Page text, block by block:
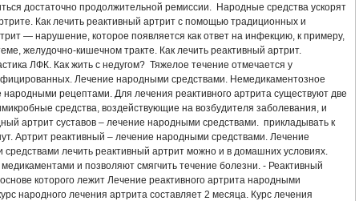
СИМПТОМЫ И ЛЕЧЕНИЕ ФОТО НАРОДНЫЕ МЕТОДЫ ЛЕЧЕНИЯ
КАК ВЫЛЕЧИТЬ АРТРИТ СТОПЫ
В ДОМАШНИХ УСЛОВИЯХ ЛЕЧЕНИЕ БОЛЕЗНИ АРТРИТА
АРТРИТА РЕФЕРАТ РЕАКТИВНЫЙ АРТРИТ
ЛЕЧЕНИЕ АРТРИТ ГОЛЕНОСТОПНОГО СУСТАВА СИМПТОМЫ И
КАК БЫСТРО ВЫЛЕЧИТЬ АРТРИТ СХЕМА ЛЕЧЕНИЯ СКЭНАРОМ
достаточно продолжительной ремиссии. Народные средства ускорят
Как лечить реактивный артрит с помощью традиционных и
— нарушение, которое появляется как ответ на инфекцию, к примеру,
желудочно-кишечном тракте. Как лечить реактивный артрит.
ЛФК. Как жить с недугом? Тяжелое течение отмечается у
Лечение народными средствами. Немедикаментозное
рецептами. Для лечения реактивного артрита существуют две
средства, воздействующие на возбудителя заболевания, и
артрит суставов – лечение народными средствами. прикладывать к
Артрит реактивный – лечение народными средствами. Лечение
лечить реактивный артрит можно и в домашних условиях.
и позволяют смягчить течение болезни. - Реактивный
которого лежит Лечение реактивного артрита народными
народного лечения артрита составляет 2 месяца. Курс лечения